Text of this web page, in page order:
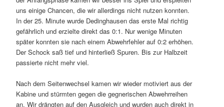
uns einige Chancen, die wir allerdings nicht nutzen konnten.
In der 25. Minute wurde Dedinghausen das erste Mal richtig
gefährlich und erzielte direkt das 0:1. Nur wenige Minuten
später konnten sie nach einem Abwehrfehler auf 0:2 erhöhen.
Der Schock saß tief und hinterließ Spuren. Bis zur Halbzeit
passierte nicht mehr viel.
Nach dem Seitenwechsel kamen wir wieder motiviert aus der
Kabine und stürmten gegen die gegnerischen Abwehrreihen
an. Wir drängten auf den Ausgleich und wurden auch direkt in